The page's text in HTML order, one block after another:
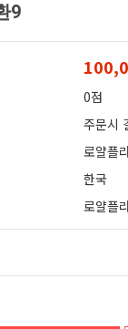
9
0점
주문시
로얄플
한국
로얄플